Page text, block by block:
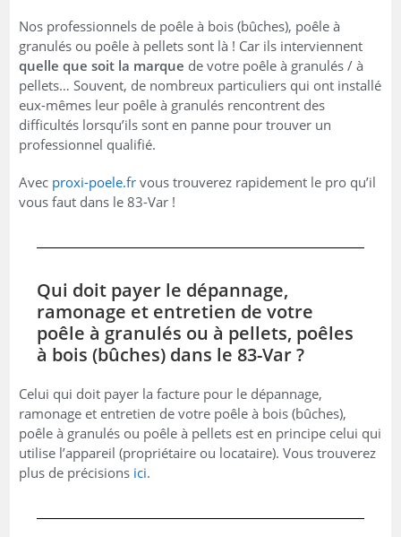
Nos professionnels de poêle à bois (bûches), poêle à
granulés ou poêle à pellets sont là ! Car ils interviennent
quelle que soit la marque de votre poêle à granulés / à
pellets… Souvent, de nombreux particuliers qui ont installé
eux-mêmes leur poêle à granulés rencontrent des
difficultés lorsqu’ils sont en panne pour trouver un
professionnel qualifié.
Avec proxi-poele.fr vous trouverez rapidement le pro qu’il
vous faut dans le 83-Var !
Qui doit payer le dépannage,
ramonage et entretien de votre
poêle à granulés ou à pellets, poêles
à bois (bûches) dans le 83-Var ?
Celui qui doit payer la facture pour le dépannage,
ramonage et entretien de votre poêle à bois (bûches),
poêle à granulés ou poêle à pellets est en principe celui qui
utilise l’appareil (propriétaire ou locataire). Vous trouverez
plus de précisions ici.